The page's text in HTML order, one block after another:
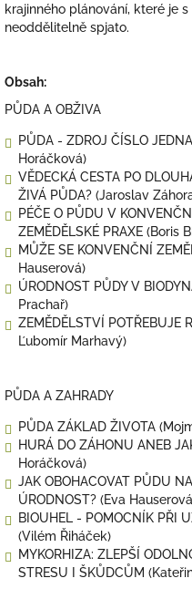
krajinného plánování, které je
neoddělitelně spjato.
Obsah:
PŮDA A OBŽIVA
PŮDA - ZDROJ ČÍSLO
Horáčková)
VĚDECKÁ CESTA PO
ŽIVÁ PŮDA? (Jaroslav
PÉČE O PŮDU V
ZEMĚDĚLSKÉ PRAXE (Boris
MŮŽE SE KONVENČNÍ
Hauserová)
ÚRODNOST PŮDY V
Prachař)
ZEMĚDĚLSTVÍ POTŘEBUJE
Ľubomír Marhavý)
PŮDA A ZAHRADY
PŮDA ZÁKLAD ŽIVOTA
HURÁ DO ZÁHONU ANEB
Horáčková)
JAK OBOHACOVAT PŮDU
ÚRODNOST? (Eva
BIOUHEL - POMOCNÍK PŘI
(Vilém Řiháček)
MYKORHIZA: ZLEPŠÍ
STRESU I ŠKŮDCŮM